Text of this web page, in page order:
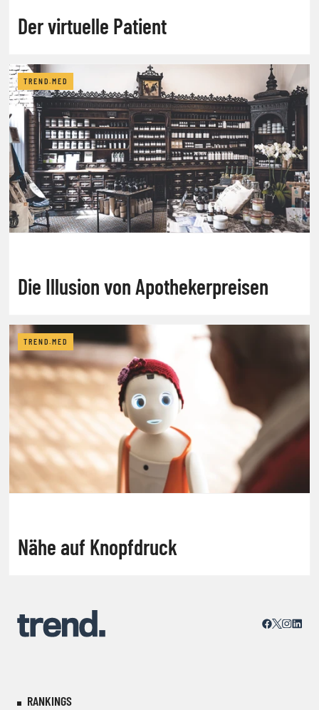
Der virtuelle Patient
TREND.MED
Die Illusion von Apothekerpreisen
TREND.MED
Nähe auf Knopfdruck
RANKINGS